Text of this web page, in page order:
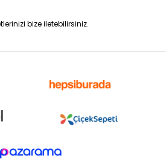
bize iletebilirsiniz.